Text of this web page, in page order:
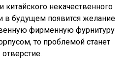
китайского некачественного
в будущем появится желание
фирменную фурнитуру
то проблемой станет